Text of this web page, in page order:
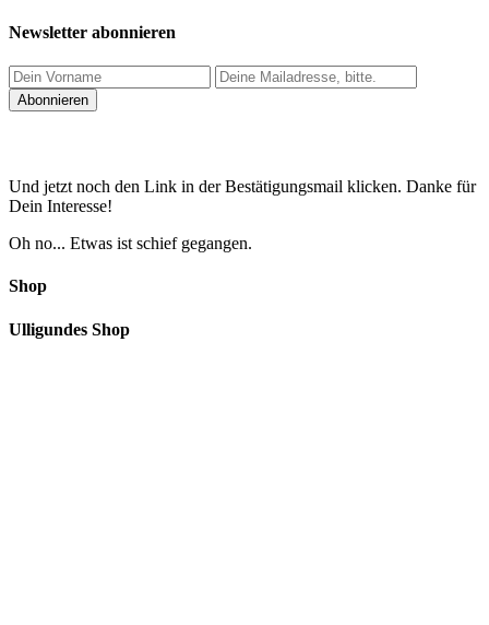
Newsletter abonnieren
Und jetzt noch den Link in der Bestätigungsmail klicken. Danke für
Dein Interesse!
Oh no... Etwas ist schief gegangen.
Shop
Ulligundes Shop